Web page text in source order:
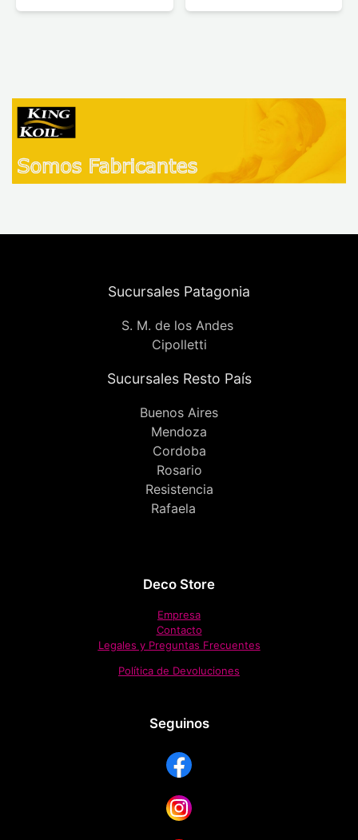
Sucursales Patagonia
S. M. de los Andes
Cipolletti
Sucursales Resto País
Buenos Aires
Mendoza
Cordoba
Rosario
Resistencia
Rafaela
Deco Store
Empresa
Contacto
Legales y Preguntas Frecuentes
Política de Devoluciones
Seguinos